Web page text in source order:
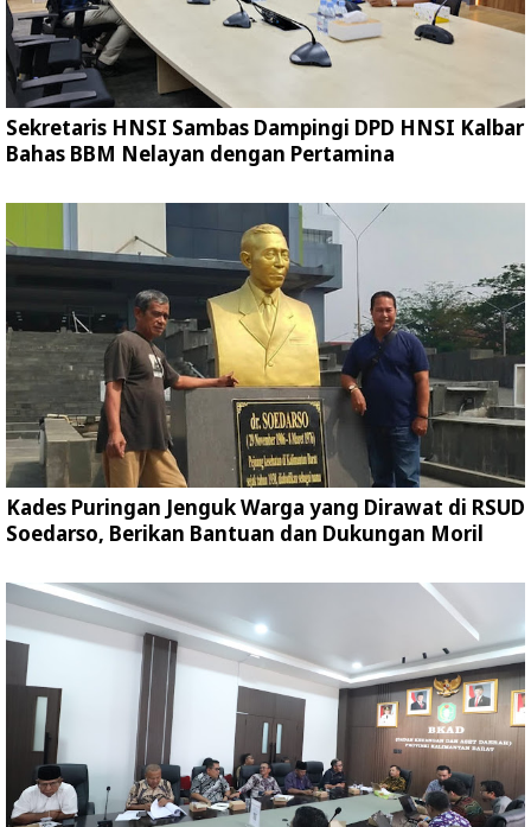
Sekretaris HNSI Sambas Dampingi DPD HNSI Kalbar
Bahas BBM Nelayan dengan Pertamina
Kades Puringan Jenguk Warga yang Dirawat di RSUD
Soedarso, Berikan Bantuan dan Dukungan Moril